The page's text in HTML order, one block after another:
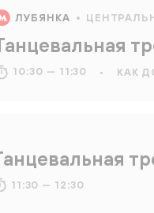
ЛУБЯНКА
10:30 — 11:30 • КАК
11:30 — 12:30